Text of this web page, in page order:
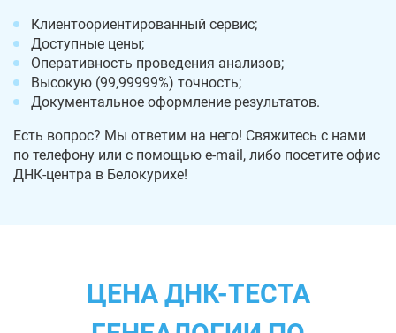
Клиентоориентированный сервис;
Доступные цены;
Оперативность проведения анализов;
Высокую (99,99999%) точность;
Документальное оформление результатов.
Есть вопрос? Мы ответим на него! Свяжитесь с нами
по телефону или с помощью e-mail, либо посетите офис
ДНК-центра в Белокурихе!
ЦЕНА ДНК-ТЕСТА